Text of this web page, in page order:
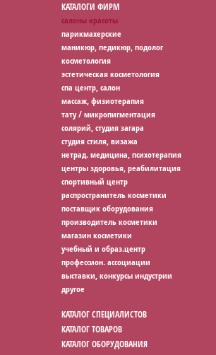
КАТАЛОГИ ФИРМ
салоны красоты
парикмахерские
маникюр, педикюр, подолог
косметология
эстетическая косметология
спа центр, салон
массаж, физиотерапия
тату / микропигментация
солярий, студия загара
студия стиля, визажа
нетрад. медицина, психотерапия
центры здоровья, реабилитация
спортивный центр
распространитель косметики
поставщик оборудования
производитель косметики
магазин косметики
учебный и образ.центр
профессион. ассоциации
выставки, конкурсы индустрии
другое
КАТАЛОГ СПЕЦИАЛИСТОВ
КАТАЛОГ ТОВАРОВ
КАТАЛОГ ОБОРУДОВАНИЯ